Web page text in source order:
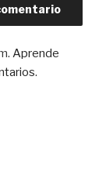
Aprende
.